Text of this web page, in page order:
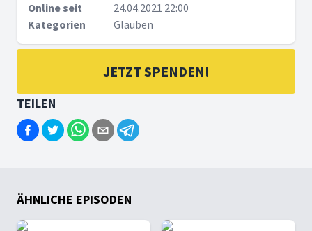
Online seit
24.04.2021 22:00
Kategorien
Glauben
JETZT SPENDEN!
TEILEN
ÄHNLICHE EPISODEN